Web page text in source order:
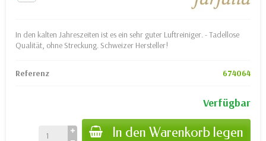
In den kalten Jahreszeiten ist es ein sehr guter Luftreiniger. - Tadellose
Qualität, ohne Streckung. Schweizer Hersteller!
Referenz 674064
Verfügbar
In den Warenkorb legen